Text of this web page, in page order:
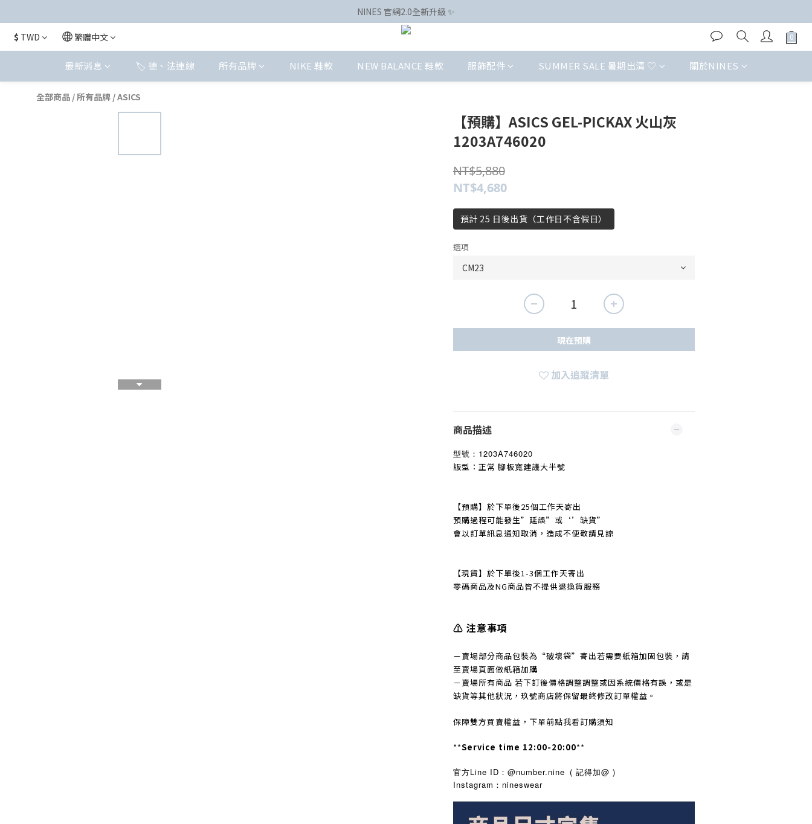
NINES 官網2.0全新升級 ✨
$ TWD 繁體中文
最新消息 🏷️ 德、法連線 所有品牌 NIKE 鞋款 NEW BALANCE 鞋款 服飾配件 SUMMER SALE 暑期出清 ♡ 關於NINES
全部商品 /所有品牌 /ASICS
【預購】ASICS GEL-PICKAX 火山灰
1203A746020
NT$5,880
NT$4,680
預計 25 日後出貨（工作日不含假日）
選項
現在預購
加入追蹤清單
商品描述
型號： 1203A746020
版型：正常 腳板寬建議大半號
【預購】於下單後25個工作天寄出
預購過程可能發生” 延誤” 或‘’缺貨”
會以訂單訊息通知取消，造成不便敬請見諒
【現貨】於下單後1-3個工作天寄出
零碼商品及NG商品皆不提供退換貨服務
⚠️ 注意事項
－賣場部分商品包裝為“破壞袋”寄出若需要紙箱加固包裝，請
至賣場頁面做紙箱加購
－賣場所有商品 若下訂後價格調整調整或因系統價格有誤，或是
缺貨等其他狀況，玖號商店將保留最終修改訂單權益。
保障雙方買賣權益，下單前點我看訂購須知
**Service time 12:00-20:00**
官方Line ID：@number.nine ( 記得加@ )
Instagram ： nineswear